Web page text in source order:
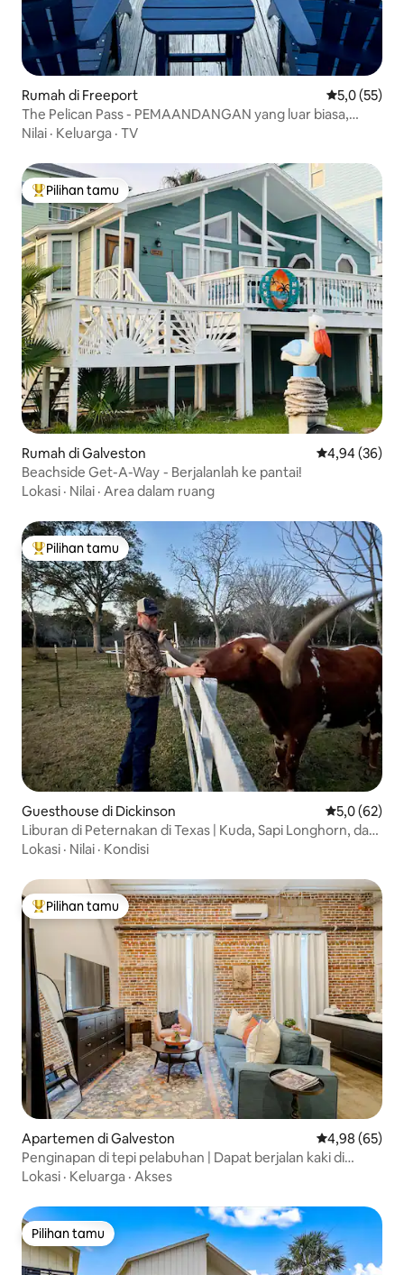
Rumah di Freeport Nilai rata-
5,0 (55)
The Pelican Pass - PEMAANDANGAN yang luar biasa,
ramah hewan peliharaan!
Nilai · Keluarga · TV
Pilihan tamu terpopuler
Pilihan tamu
Rumah di Galveston Nilai rata-rata
4,94 (36)
Beachside Get-A-Way - Berjalanlah ke pantai!
Lokasi · Nilai · Area dalam ruang
Pilihan tamu terpopuler
Pilihan tamu
Guesthouse di Dickinson Nilai rata-
5,0 (62)
Liburan di Peternakan di Texas | Kuda, Sapi Longhorn, dan
Ketenangan
Lokasi · Nilai · Kondisi
Pilihan tamu terpopuler
Pilihan tamu
Apartemen di Galveston Nilai rata-rata
4,98 (65)
Penginapan di tepi pelabuhan | Dapat berjalan kaki di
Strand District
Lokasi · Keluarga · Akses
Pilihan tamu
Pilihan tamu